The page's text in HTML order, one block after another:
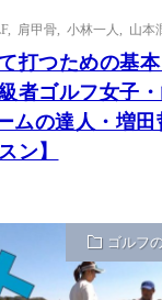
, 肩甲骨 小林一人 山本
打つための基
者ゴルフ女子
ムの達人・増田
ン】
ゴルフ